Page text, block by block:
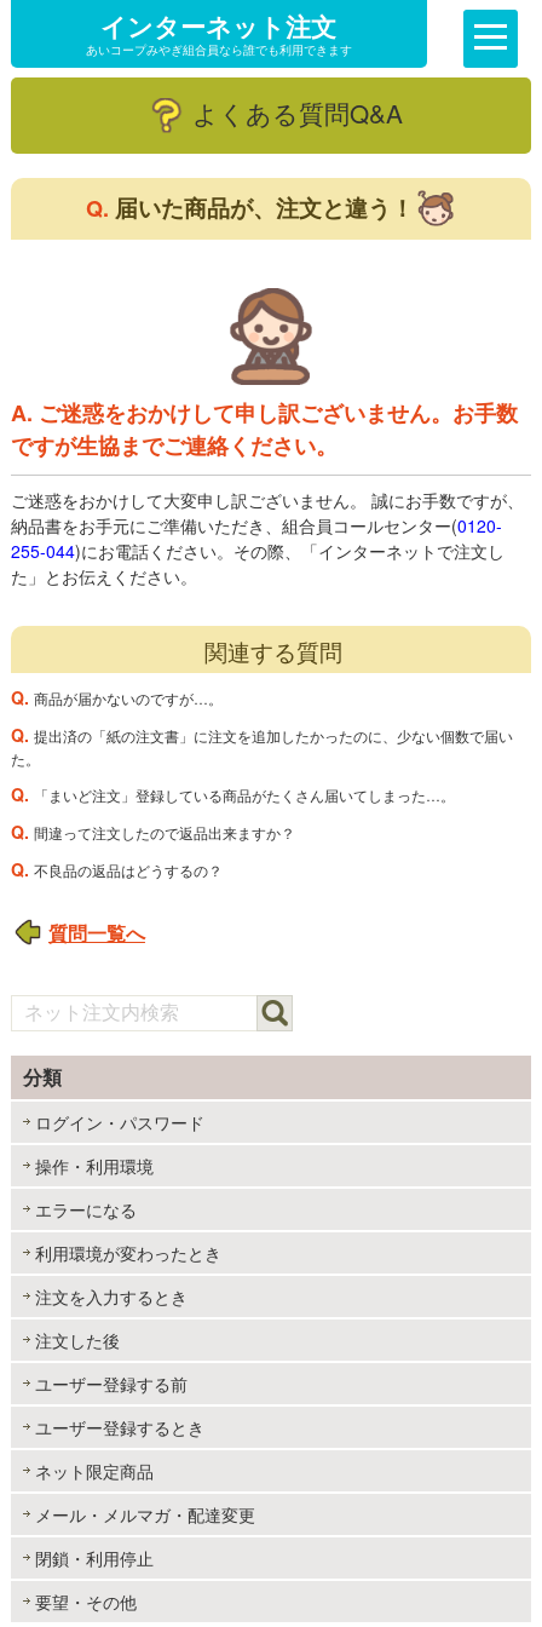
インターネット注文
あいコープみやぎ組合員なら誰でも利用できます
よくある質問Q&A
Q. 届いた商品が、注文と違う！
A. ご迷惑をおかけして申し訳ございません。お手数
ですが生協までご連絡ください。
ご迷惑をおかけして大変申し訳ございません。 誠にお手数ですが、
納品書をお手元にご準備いただき、組合員コールセンター(0120-
255-044)にお電話ください。その際、「インターネットで注文し
た」とお伝えください。
関連する質問
Q. 商品が届かないのですが…。
Q. 提出済の「紙の注文書」に注文を追加したかったのに、少ない個数で届い
た。
Q. 「まいど注文」登録している商品がたくさん届いてしまった…。
Q. 間違って注文したので返品出来ますか？
Q. 不良品の返品はどうするの？
質問一覧へ
分類
ログイン・パスワード
操作・利用環境
エラーになる
利用環境が変わったとき
注文を入力するとき
注文した後
ユーザー登録する前
ユーザー登録するとき
ネット限定商品
メール・メルマガ・配達変更
閉鎖・利用停止
要望・その他